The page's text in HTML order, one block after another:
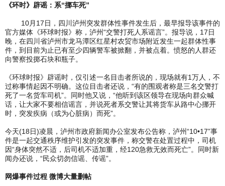
《环时》辟谣：系“挪车死”
10月17日，四川泸州突发群体性事件发生后，最早报导该事件的
官方媒体《环球时报》称，泸州“交警打死人系谣言”。报导说，17日
晚，在四川省泸州市龙马潭区红星村农贸市场附近发生一起群体性事
件，到目前为止已有至少四辆警车被掀翻，并被点着。愤怒的人群还
向警察投掷石块和瓶子。
《环球时报》辟谣时，仅引述一名目击者所说的，现场就有1万人，不
过称事情起因不明确。这位目击者还说，“有的围观者称是三名交警打
死了一名货车司机”。同时他又说，“他听到该区领导在现场向群众喊
话，让大家不要相信谣言，并说死者系交警让其将货车从路中心挪开
时，突发疾病（或为心脏病）而死”。
今天(18日)凌晨，泸州市政府新闻办公室发布公告称，泸州“10•17”事
件是一起交通秩序维护引发的突发事件，称交警在处置过程中，司机
因“身体突然不适，后司机不适加重，经120急救无效而死亡”。同时新
闻办还说，“民众切勿信谣、传谣”。
网爆事件过程 微博大量删帖